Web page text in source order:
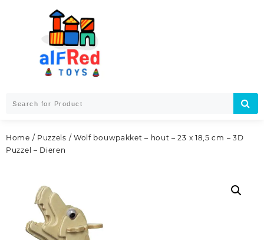
Home / Puzzels / Wolf bouwpakket – hout – 23 x 18,5 cm – 3D
Puzzel – Dieren